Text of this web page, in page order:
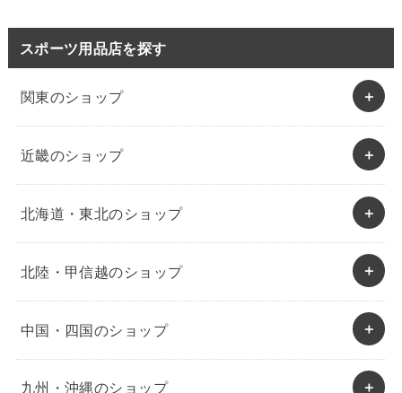
スポーツ用品店を探す
関東のショップ
近畿のショップ
北海道・東北のショップ
北陸・甲信越のショップ
中国・四国のショップ
九州・沖縄のショップ